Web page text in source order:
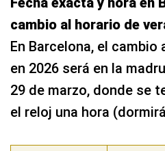
cambio al horario de
En Barcelona, el cambio
en 2026 será en la
29 de marzo, donde se
el reloj una hora